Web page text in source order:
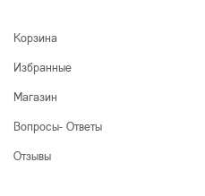
Корзина
Избранные
Магазин
Вопросы- Ответы
Отзывы